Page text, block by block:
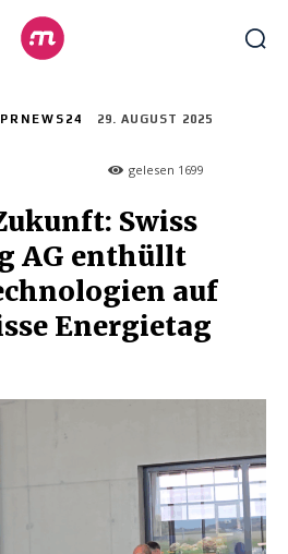
PRNEWS24 29. AUGUST 2025
gelesen 1699
Swiss
AG enthüllt
auf
Energietag